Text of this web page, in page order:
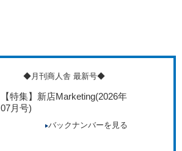
◆月刊商人舎 最新号◆
【特集】新店Marketing(2026年
07月号)
バックナンバーを見る